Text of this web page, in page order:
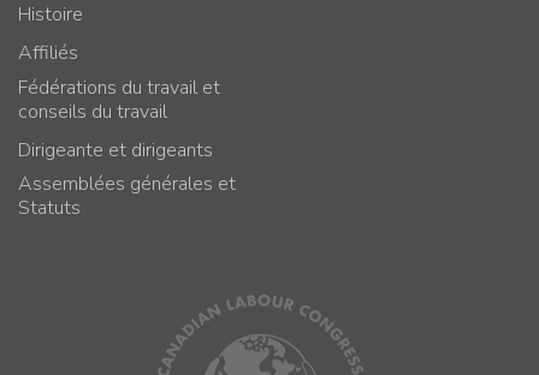
Histoire
Affiliés
Fédérations du travail et
conseils du travail
Dirigeante et dirigeants
Assemblées générales et
Statuts